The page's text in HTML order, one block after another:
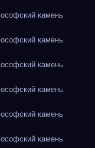
камень
камень
камень
камень
камень
камень